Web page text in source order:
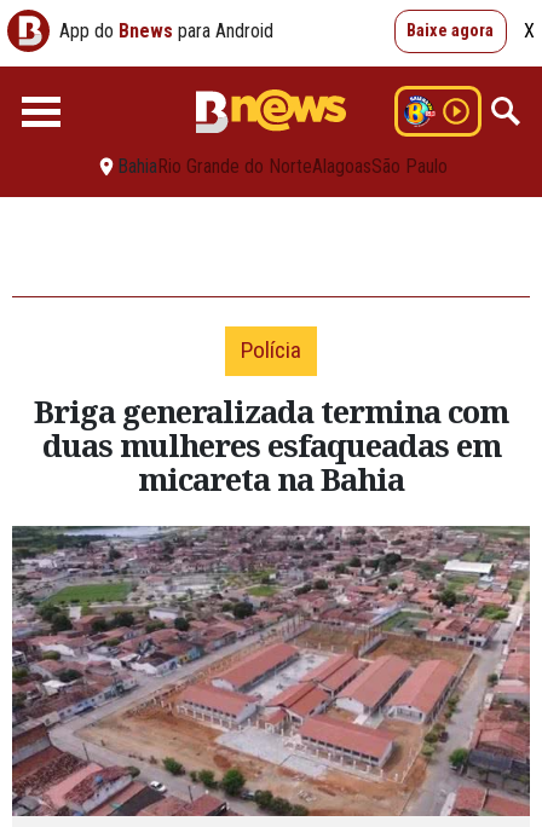
App do Bnews para Android Baixe agora X
BahiaRio Grande do NorteAlagoasSão Paulo
Polícia
Briga generalizada termina com
duas mulheres esfaqueadas em
micareta na Bahia